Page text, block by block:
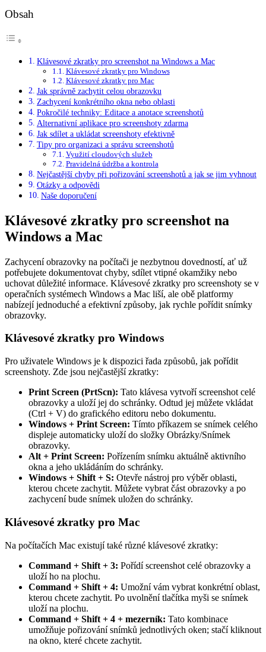
Obsah
Klávesové zkratky pro screenshot na Windows a Mac
Klávesové zkratky pro Windows
Klávesové zkratky pro Mac
Jak správně zachytit celou obrazovku
Zachycení konkrétního okna nebo oblasti
Pokročilé techniky: Editace a anotace screenshotů
Alternativní aplikace pro screenshoty zdarma
Jak sdílet a ukládat screenshoty efektivně
Tipy pro organizaci a správu screenshotů
Využití cloudových služeb
Pravidelná údržba a kontrola
Nejčastější chyby při pořizování screenshotů a jak se jim vyhnout
Otázky a odpovědi
Naše doporučení
Klávesové zkratky pro screenshot na
Windows a Mac
Zachycení obrazovky na počítači je nezbytnou dovedností, ať už
potřebujete dokumentovat chyby, sdílet vtipné okamžiky nebo
uchovat důležité informace. Klávesové zkratky pro screenshoty se v
operačních systémech Windows a Mac liší, ale obě platformy
nabízejí jednoduché a efektivní způsoby, jak rychle pořídit snímky
obrazovky.
Klávesové zkratky pro Windows
Pro uživatele Windows je k dispozici řada způsobů, jak pořídit
screenshoty. Zde jsou nejčastější zkratky:
Print Screen (PrtScn): Tato klávesa vytvoří screenshot celé
obrazovky a uloží jej do schránky. Odtud jej můžete vkládat
(Ctrl + V) do grafického editoru nebo dokumentu.
Windows + Print Screen: Tímto příkazem se snímek celého
displeje automaticky uloží do složky Obrázky/Snímek
obrazovky.
Alt + Print Screen: Pořízením snímku aktuálně aktivního
okna a jeho ukládáním do schránky.
Windows + Shift + S: Otevře nástroj pro výběr oblasti,
kterou chcete zachytit. Můžete vybrat část obrazovky a po
zachycení bude snímek uložen do schránky.
Klávesové zkratky pro Mac
Na počítačích Mac existují také různé klávesové zkratky:
Command + Shift + 3: Pořídí screenshot celé obrazovky a
uloží ho na plochu.
Command + Shift + 4: Umožní vám vybrat konkrétní oblast,
kterou chcete zachytit. Po uvolnění tlačítka myši se snímek
uloží na plochu.
Command + Shift + 4 + mezerník: Tato kombinace
umožňuje pořizování snímků jednotlivých oken; stačí kliknout
na okno, které chcete zachytit.